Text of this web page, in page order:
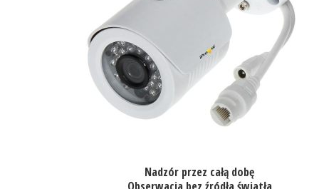
Nadzór przez całą dobę
Obserwacja bez źródła światła